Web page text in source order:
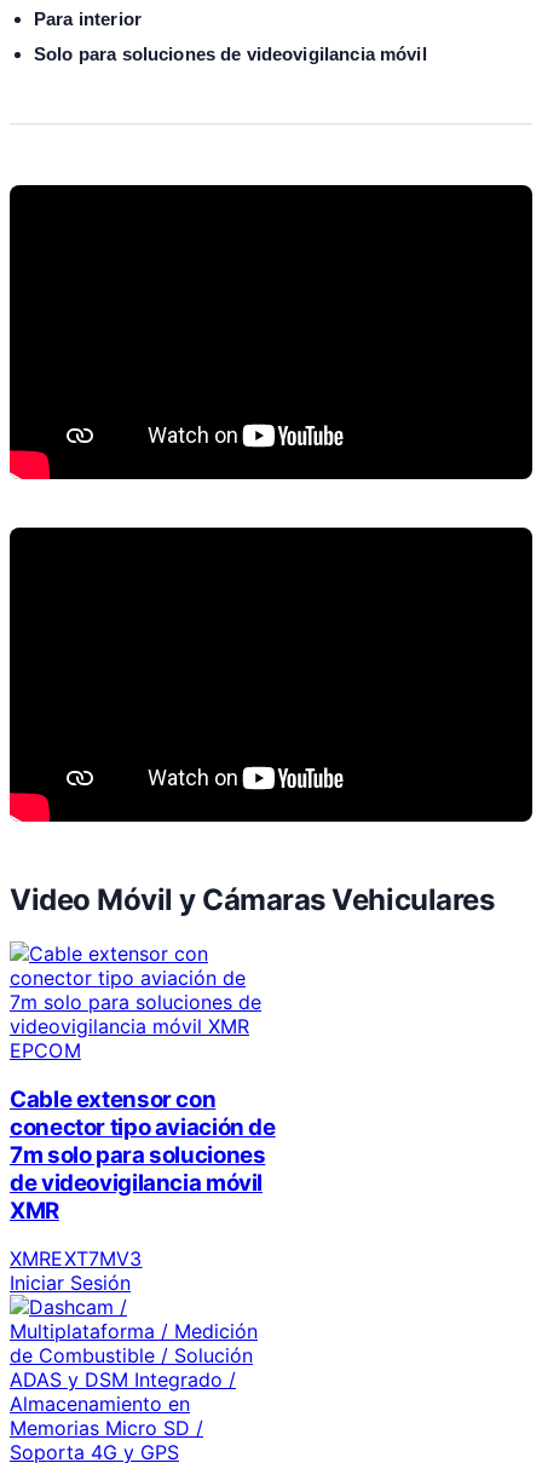
Para interior
Solo para soluciones de videovigilancia móvil
Video Móvil y Cámaras Vehiculares
EPCOM
Cable extensor con
conector tipo aviación de
7m solo para soluciones
de videovigilancia móvil
XMR
XMREXT7MV3
Iniciar Sesión